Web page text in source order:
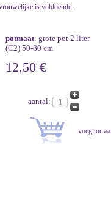
is voldoende.
potmaat: grote pot 2 liter
(C2) 50-80 cm
12,50 €
aantal: